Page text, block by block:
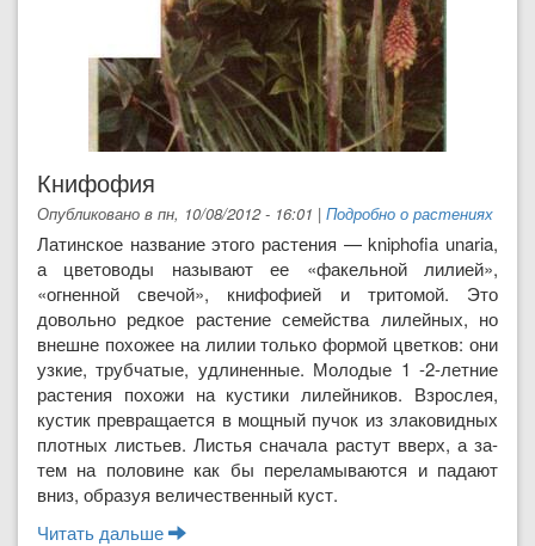
Книфофия
Опубликовано в пн, 10/08/2012 - 16:01 | Подробно о растениях
Латинское название этого растения — kniphofia unaria,
а цветоводы называют ее «фа­кельной лилией»,
«огненной свечой», книфофией и тритомой. Это
довольно редкое растение се­мейства лилейных, но
внешне похожее на лилии только формой цветков: они
узкие, трубчатые, удлиненные. Молодые 1 -2-летние
растения похо­жи на кустики лилейников. Взрослея,
кустик пре­вращается в мощный пучок из злаковидных
плот­ных листьев. Листья сначала растут вверх, а за­
тем на половине как бы переламываются и пада­ют
вниз, образуя величественный куст.
Читать дальше